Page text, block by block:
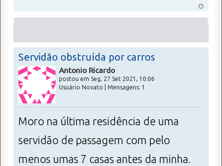
Servidão obstruída por carros
Antonio Ricardo
postou em Seg, 27 Set 2021, 10:06
Usuário Novato | Mensagens: 1
Moro na última residência de uma
servidão de passagem com pelo
menos umas 7 casas antes da minha.